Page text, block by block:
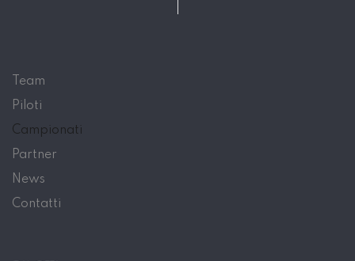
Team
Piloti
Campionati
Partner
News
Contatti